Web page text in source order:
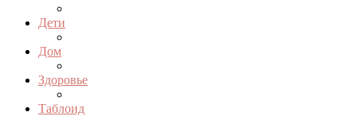
Дети
Дом
Здоровье
Таблоид